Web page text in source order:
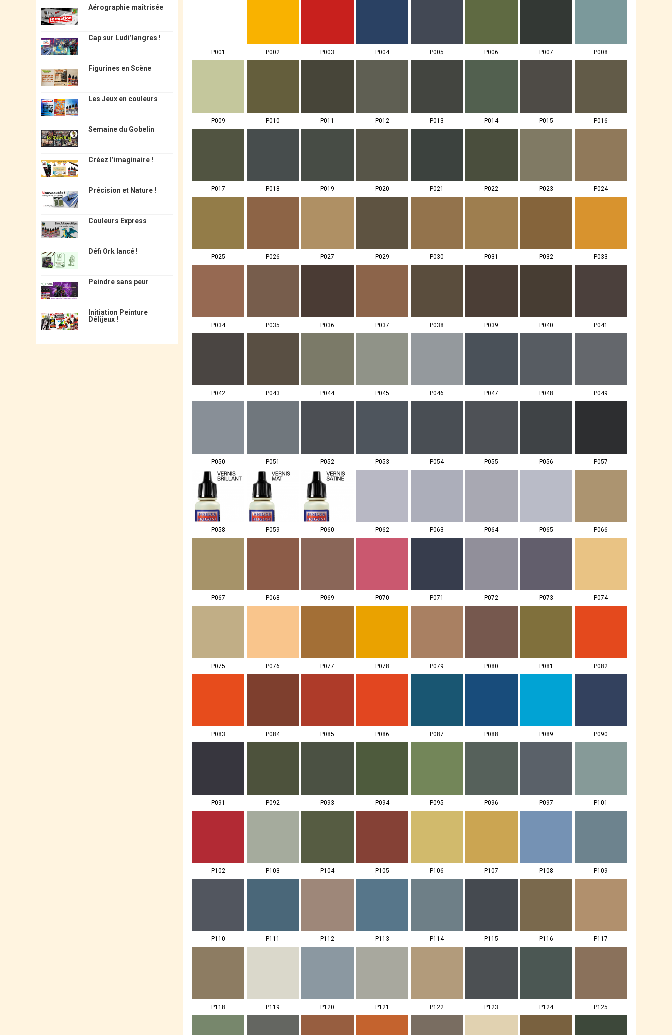
Aérographie maîtrisée
Cap sur Ludi’langres !
Figurines en Scène
Les Jeux en couleurs
Semaine du Gobelin
Créez l’imaginaire !
Précision et Nature !
Couleurs Express
Défi Ork lancé !
Peindre sans peur
Initiation Peinture
Délijeux !
P001 P002 P003 P004 P005 P006 P007 P008
P009 P010 P011 P012 P013 P014 P015 P016
P017 P018 P019 P020 P021 P022 P023 P024
P025 P026 P027 P029 P030 P031 P032 P033
P034 P035 P036 P037 P038 P039 P040 P041
P042 P043 P044 P045 P046 P047 P048 P049
P050 P051 P052 P053 P054 P055 P056 P057
P058 P059 P060 P062 P063 P064 P065 P066
P067 P068 P069 P070 P071 P072 P073 P074
P075 P076 P077 P078 P079 P080 P081 P082
P083 P084 P085 P086 P087 P088 P089 P090
P091 P092 P093 P094 P095 P096 P097 P101
P102 P103 P104 P105 P106 P107 P108 P109
P110 P111 P112 P113 P114 P115 P116 P117
P118 P119 P120 P121 P122 P123 P124 P125